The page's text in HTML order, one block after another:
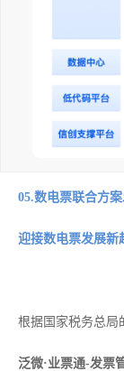
05.数电票联合方
迎接数电票发展新
根据国家税务总局
泛微·业票通-发票